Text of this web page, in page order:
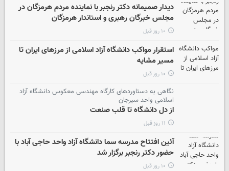
دیدار صمیمانه دکتر رنجبر با نماینده مردم هرمزگان در
مجلس خبرگان رهبری و استاندار هرمزگان
۱۰ روز قبل
استقرار مواکب دانشگاه آزاد اسلامی از مرزهای ایران تا
مسیر مشایه
۱۰ روز قبل
نگاهی به دستاوردهای کارگاه مهندسی معکوس دانشگاه آزاد
اسلامی واحد سیرجان
از دل دانشگاه تا قلب صنعت
۱۱ روز قبل
آئین افتتاح مدرسه سما دانشگاه آزاد واحد حاجی آباد با
حضور دکتر رنجبر برگزار شد
۱۰ روز قبل